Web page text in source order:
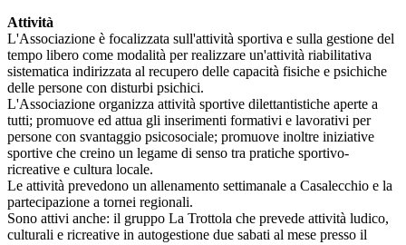
Attività
L'Associazione è focalizzata sull'attività sportiva e sulla gestione del
tempo libero come modalità per realizzare un'attività riabilitativa
sistematica indirizzata al recupero delle capacità fisiche e psichiche
delle persone con disturbi psichici.
L'Associazione organizza attività sportive dilettantistiche aperte a
tutti; promuove ed attua gli inserimenti formativi e lavorativi per
persone con svantaggio psicosociale; promuove inoltre iniziative
sportive che creino un legame di senso tra pratiche sportivo-
ricreative e cultura locale.
Le attività prevedono un allenamento settimanale a Casalecchio e la
partecipazione a tornei regionali.
Sono attivi anche: il gruppo La Trottola che prevede attività ludico,
culturali e ricreative in autogestione due sabati al mese presso il